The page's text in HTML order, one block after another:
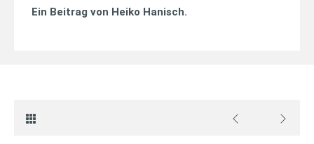
Ein Beitrag von Heiko Hanisch.